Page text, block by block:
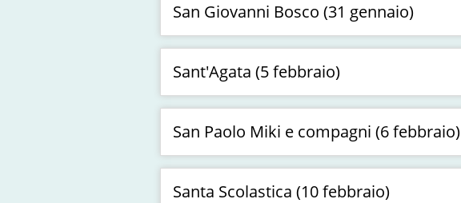
San Giovanni Bosco (31 gennaio)
Sant'Agata (5 febbraio)
San Paolo Miki e compagni (6 febbraio)
Santa Scolastica (10 febbraio)